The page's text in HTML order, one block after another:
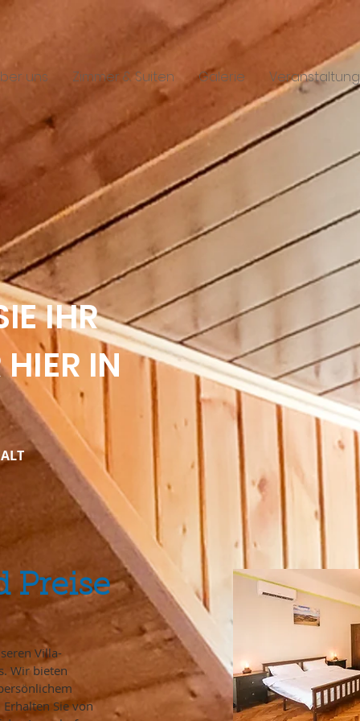
uns Zimmer & Suiten Galerie
IHR
IN
Preise
Villa-
Wir bieten
Sie von